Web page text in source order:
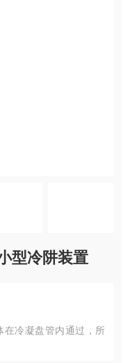
型冷阱装置
在冷凝盘管内通过，所